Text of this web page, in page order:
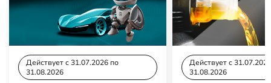
Действует c 31.07.2026 по
31.08.2026
Действует c
31.08.2026